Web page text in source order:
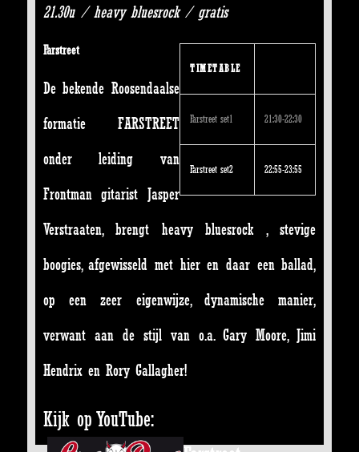
21.30u / heavy bluesrock / gratis
TIMETABLE
Farstreet set1 21:30-22:30
Farstreet set2 22:55-23:55
Farstreet
De bekende Roosendaalse
formatie FARSTREET
onder leiding van
Frontman gitarist Jasper
Verstraaten, brengt heavy bluesrock , stevige
boogies, afgewisseld met hier en daar een ballad,
op een zeer eigenwijze, dynamische manier,
verwant aan de stijl van o.a. Gary Moore, Jimi
Hendrix en Rory Gallagher!
Kijk op YouTube: